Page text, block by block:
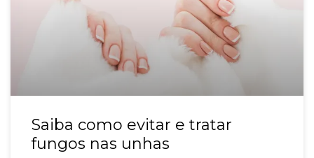
Saiba como evitar e tratar
fungos nas unhas